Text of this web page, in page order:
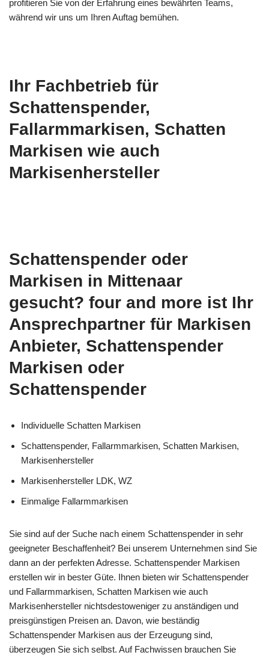
profitieren Sie von der Erfahrung eines bewährten Teams,
während wir uns um Ihren Auftag bemühen.
Ihr Fachbetrieb für
Schattenspender,
Fallarmmarkisen, Schatten
Markisen wie auch
Markisenhersteller
Schattenspender oder
Markisen in Mittenaar
gesucht? four and more ist Ihr
Ansprechpartner für Markisen
Anbieter, Schattenspender
Markisen oder
Schattenspender
Individuelle Schatten Markisen
Schattenspender, Fallarmmarkisen, Schatten Markisen,
Markisenhersteller
Markisenhersteller LDK, WZ
Einmalige Fallarmmarkisen
Sie sind auf der Suche nach einem Schattenspender in sehr
geeigneter Beschaffenheit? Bei unserem Unternehmen sind Sie
dann an der perfekten Adresse. Schattenspender Markisen
erstellen wir in bester Güte. Ihnen bieten wir Schattenspender
und Fallarmmarkisen, Schatten Markisen wie auch
Markisenhersteller nichtsdestoweniger zu anständigen und
preisgünstigen Preisen an. Davon, wie beständig
Schattenspender Markisen aus der Erzeugung sind,
überzeugen Sie sich selbst. Auf Fachwissen brauchen Sie